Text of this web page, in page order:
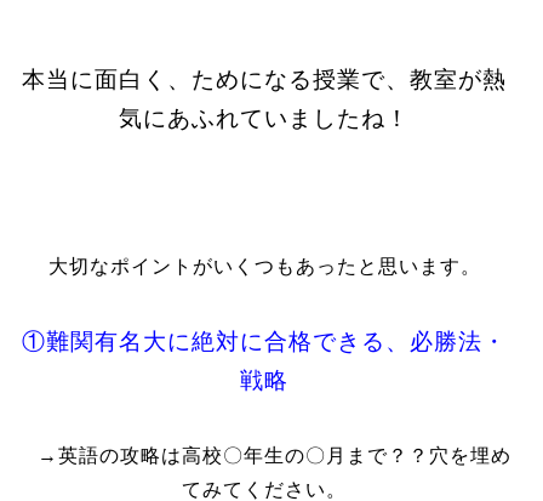
本当に面白く、ためになる授業で、教室が熱
気にあふれていましたね！
大切なポイントがいくつもあったと思います。
①難関有名大に絶対に合格できる、必勝法・
戦略
→英語の攻略は高校〇年生の〇月まで？？穴を埋め
てみてください。